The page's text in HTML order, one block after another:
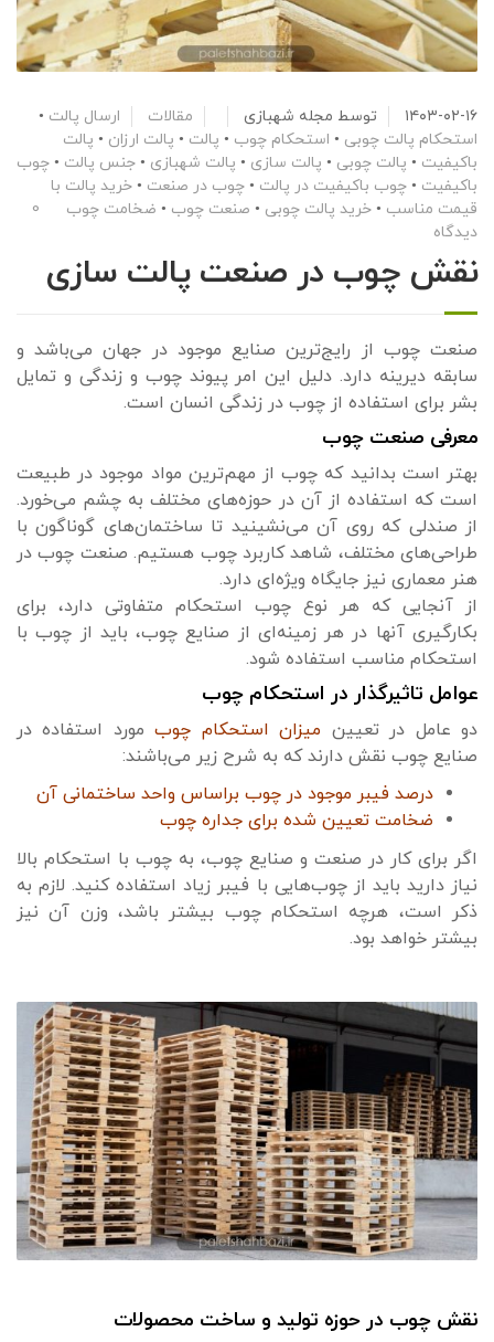
۱۴۰۳-۰۲-۱۶ توسط مجله شهبازی مقالات ارسال پالت •
استحکام پالت چوبی • استحکام چوب • پالت • پالت ارزان • پالت
باکیفیت • پالت چوبی • پالت سازی • پالت شهبازی • جنس پالت • چوب
باکیفیت • چوب باکیفیت در پالت • چوب در صنعت • خرید پالت با
قیمت مناسب • خرید پالت چوبی • صنعت چوب • ضخامت چوب
0
دیدگاه
نقش چوب در صنعت پالت سازی
صنعت چوب از رایج‌ترین صنایع موجود در جهان می‌باشد و
سابقه دیرینه دارد. دلیل این امر پیوند چوب و زندگی و تمایل
بشر برای استفاده از چوب در زندگی انسان است.
معرفی صنعت چوب
بهتر است بدانید که چوب از مهم‌ترین مواد موجود در طبیعت
است که استفاده از آن در حوزه‌های مختلف به چشم می‌خورد.
از صندلی که روی آن می‌نشینید تا ساختمان‌های گوناگون با
طراحی‌های مختلف، شاهد کاربرد چوب هستیم. صنعت چوب در
هنر معماری نیز جایگاه ویژه‌ای دارد.
از آنجایی که هر نوع چوب استحکام متفاوتی دارد، برای
بکارگیری آنها در هر زمینه‌ای از صنایع چوب، باید از چوب با
استحکام مناسب استفاده شود.
عوامل تاثیرگذار در استحکام چوب
دو عامل در تعیین میزان استحکام چوبمورد استفاده در
صنایع چوب نقش دارند که به شرح زیر می‌باشند:
درصد فیبر موجود در چوب براساس واحد ساختمانی آن
ضخامت تعیین شده برای جداره چوب
اگر برای کار در صنعت و صنایع چوب، به چوب با استحکام بالا
نیاز دارید باید از چوب‌هایی با فیبر زیاد استفاده کنید. لازم به
ذکر است، هرچه استحکام چوب بیشتر باشد، وزن آن نیز
بیشتر خواهد بود.
نقش چوب در حوزه تولید و ساخت محصولات